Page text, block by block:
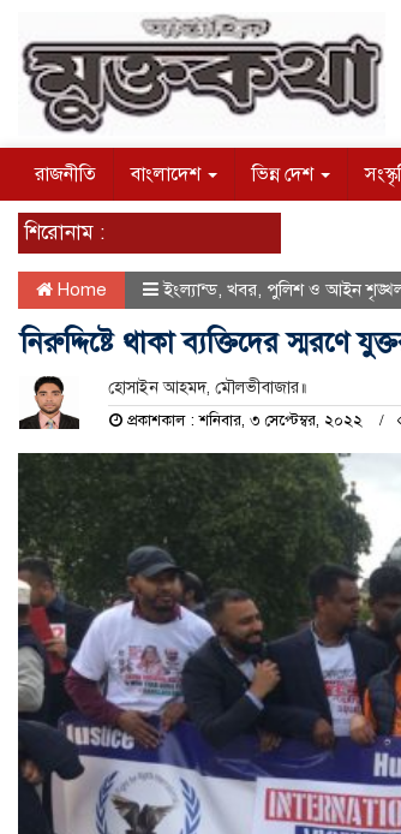
রাজনীতি বাংলাদেশ ভিন্ন দেশ
শিরোনাম :
Home ইংল্যান্ড, খবর, পুলিশ ও আইন
নিরুদ্দিষ্টে থাকা ব্যক্তিদের স্মরণে
হোসাইন আহমদ, মৌলভীবাজার॥
প্রকাশকাল : শনিবার, ৩ সেপ্টেম্বর, ২০২২